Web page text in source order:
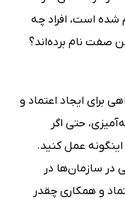
شده است، افراد چه
صفت نام برده‌اند؟
برای ایجاد اعتماد و
حتی اگر
عمل کنید.
در سازمان‌ها در
و همکاری چقدر